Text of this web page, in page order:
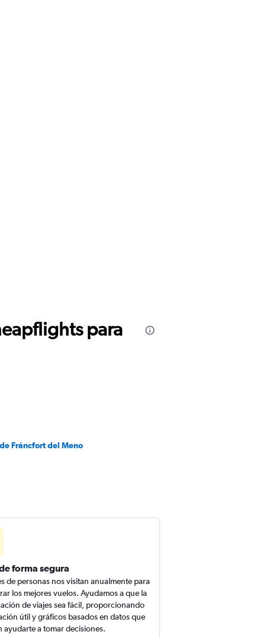
para
Fráncfort del Meno
forma segura
de personas nos visitan anualmente para
los mejores vuelos. Ayudamos a que la
de viajes sea fácil, proporcionando
útil y gráficos basados en datos que
ayudarte a tomar decisiones.